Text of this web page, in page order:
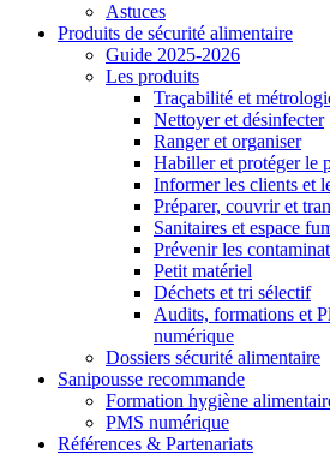
Astuces
Produits de sécurité alimentaire
Guide 2025-2026
Les produits
Traçabilité et
Nettoyer et désinfecter
Ranger et organiser
Habiller et protéger le
Informer les clients et
Préparer, couvrir et
Sanitaires et espace
Prévenir les
Petit matériel
Déchets et tri sélectif
Audits, formations et
numérique
Dossiers sécurité alimentaire
Sanipousse recommande
Formation hygiène
PMS numérique
Références & Partenariats